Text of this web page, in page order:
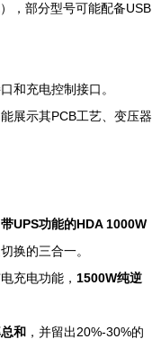
，部分型号可能配备USB
和充电控制接口。
展示其PCB工艺、变压器
带UPS功能的HDA 1000W
换的三合一。
充电功能， 1500W纯逆
和 ，并留出20%-30%的